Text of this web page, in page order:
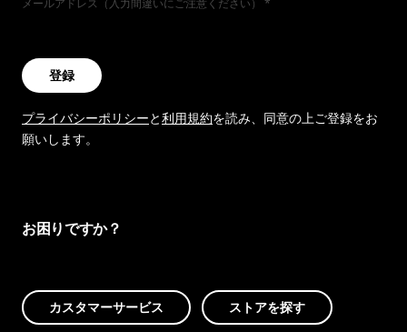
メールアドレス（入力間違いにご注意ください）
登録
プライバシーポリシーと利用規約を読み、同意の上ご登録をお
願いします。
お困りですか？
カスタマーサービス ストアを探す